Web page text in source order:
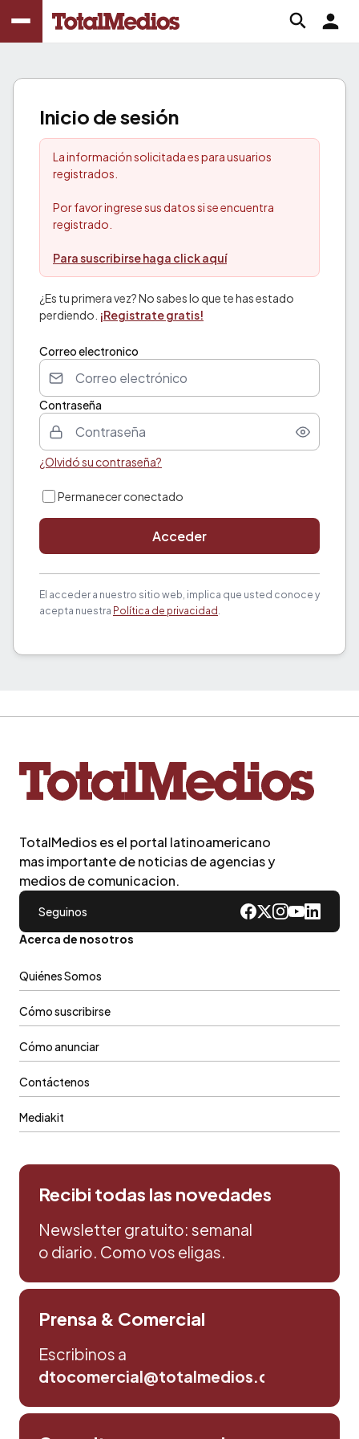
Inicio de sesión
La información solicitada es para usuarios
registrados.
Por favor ingrese sus datos si se encuentra
registrado.
Para suscribirse haga click aquí
¿Es tu primera vez? No sabes lo que te has estado
perdiendo. ¡Registrate gratis!
Correo electronico
Contraseña
¿Olvidó su contraseña?
Permanecer conectado
Acceder
El acceder a nuestro sitio web, implica que usted conoce y
acepta nuestra Política de privacidad .
TotalMedios es el portal latinoamericano
mas importante de noticias de agencias y
medios de comunicacion.
Seguinos
Acerca de nosotros
Quiénes Somos
Cómo suscribirse
Cómo anunciar
Contáctenos
Mediakit
Recibi todas las novedades
Newsletter gratuito: semanal
o diario. Como vos eligas.
Prensa & Comercial
Escribinos a
dtocomercial@totalmedios.com